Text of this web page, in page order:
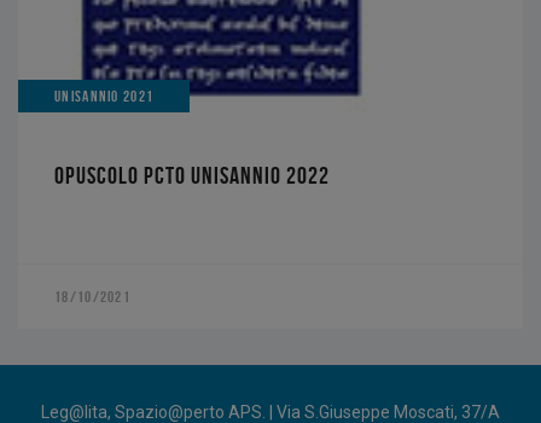
UNISANNIO 2021
OPUSCOLO PCTO UNISANNIO 2022
18/10/2021
Leg@lita, Spazio@perto APS. | Via S.Giuseppe Moscati, 37/A